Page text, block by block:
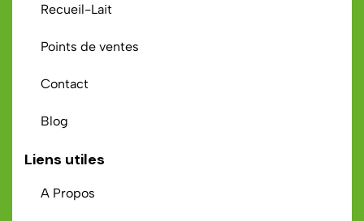
Recueil-Lait
Points de ventes
Contact
Blog
Liens utiles
A Propos